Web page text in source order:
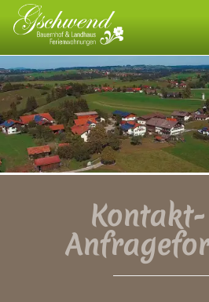
Bauernhof
Landhaus
allgäuweit